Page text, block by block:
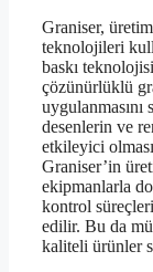
Graniser,
teknolojileri
baskı
çözünürlüklü
uygulanmasını
desenlerin ve
etkileyici
Graniser’in
ekipmanlarla
kontrol
edilir. Bu da
kaliteli ürünler